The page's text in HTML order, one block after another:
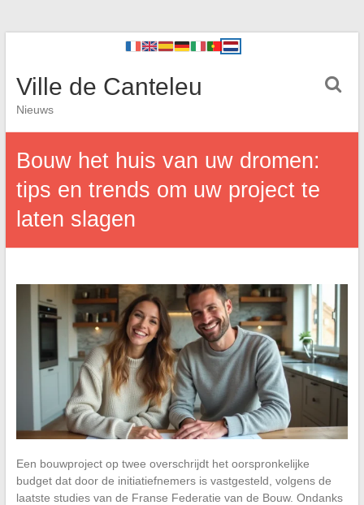
Ville de Canteleu
Nieuws
Bouw het huis van uw dromen:
tips en trends om uw project te
laten slagen
Een bouwproject op twee overschrijdt het oorspronkelijke
budget dat door de initiatiefnemers is vastgesteld, volgens de
laatste studies van de Franse Federatie van de Bouw. Ondanks